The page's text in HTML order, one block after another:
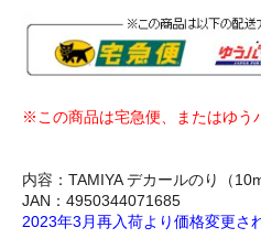
※この商品は宅急便、またはゆう
内容：TAMIYA デカールのり（
JAN：4950344071685
2023年3月再入荷より価格変更さ